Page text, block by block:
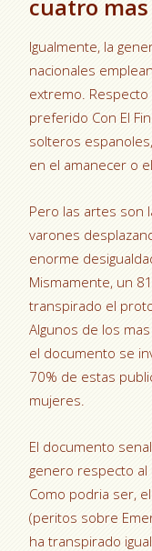
cuatro
Igualmente, la
nacionales
extremo.
preferido Con El
solteros
en el amanecer o
Pero las artes son
varones
enorme
Mismamente, un
transpirado el
Algunos de los
el documento se
70% de estas
mujeres.
El documento
genero respecto
Como podri­a ser,
(peritos sobre
ha transpirado